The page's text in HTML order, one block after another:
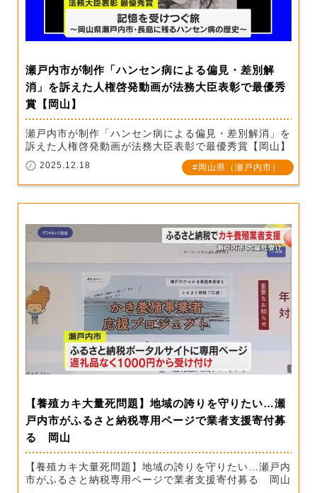
瀬戸内市が制作「ハンセン病による偏見・差別解
消」を訴えた人権啓発動画が法務大臣表彰で最優秀
賞【岡山】
瀬戸内市が制作「ハンセン病による偏見・差別解消」を
訴えた人権啓発動画が法務大臣表彰で最優秀賞【岡山】
2025.12.18 岡山県（瀬戸内市）
【養殖カキ大量死問題】地域の誇りを守りたい…瀬
戸内市がふるさと納税専用ページで業者支援寄付募
る 岡山
【養殖カキ大量死問題】地域の誇りを守りたい…瀬戸内
市がふるさと納税専用ページで業者支援寄付募る 岡山